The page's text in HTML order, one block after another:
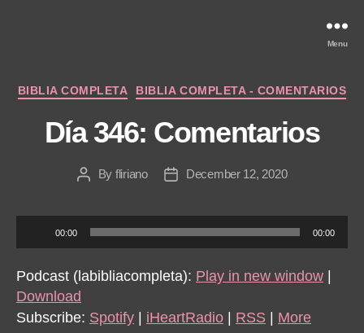
Menu
Categories
BIBLIA COMPLETA BIBLIA COMPLETA - COMENTARIOS
Día 346: Comentarios
PostBy fliriano
PostDecember 12, 2020
u
d
i
o
00:00 00:00
Podcast (labibliacompleta): Play in new window
Download
Subscribe: Spotify iHeartRadio RSS More